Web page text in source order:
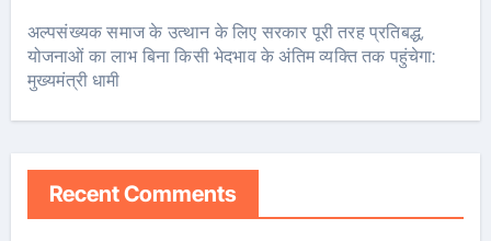
अल्पसंख्यक समाज के उत्थान के लिए सरकार पूरी तरह प्रतिबद्ध,
योजनाओं का लाभ बिना किसी भेदभाव के अंतिम व्यक्ति तक पहुंचेगा:
मुख्यमंत्री धामी
Recent Comments